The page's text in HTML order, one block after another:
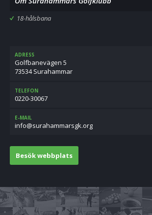
18-hålsbana
ADRESS
Golfbanevägen 5
73534 Surahammar
TELEFON
0220-30067
E-MAIL
gro.kgsrammaharus@ofni
Besök webbplats